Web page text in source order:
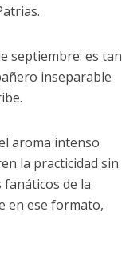
septiembre: es tan
inseparable
aroma intenso
la practicidad sin
fanáticos de la
en ese formato,